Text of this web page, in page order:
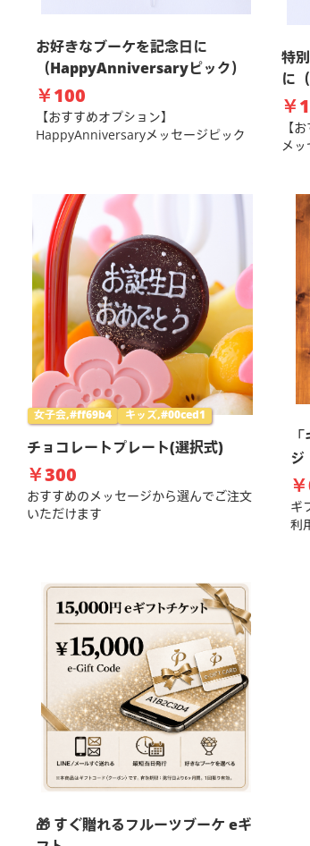
お好きなブーケを記念日に
（HappyAnniversaryピック）
￥100
【おすすめオプション】
HappyAnniversaryメッセージピック
特
に
￥
【
メッ
女子会,#ff69b4 キッズ,#00ced1
チョコレートプレート(選択式)
￥300
おすすめのメッセージから選んでご注文
いただけます
ジ
ギ
利
🎁 すぐ贈れるフルーツブーケ eギ